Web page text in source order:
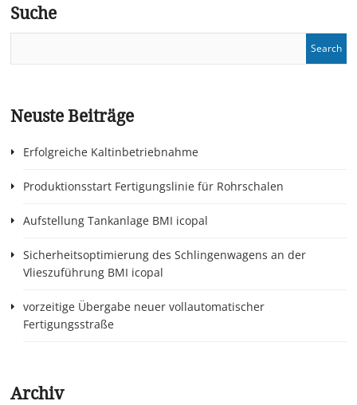
Suche
Neuste Beiträge
Erfolgreiche Kaltinbetriebnahme
Produktionsstart Fertigungslinie für Rohrschalen
Aufstellung Tankanlage BMI icopal
Sicherheitsoptimierung des Schlingenwagens an der
Vlieszuführung BMI icopal
vorzeitige Übergabe neuer vollautomatischer
Fertigungsstraße
Archiv